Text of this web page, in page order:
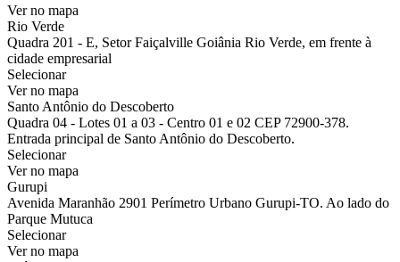
Ver no mapa
Rio Verde
Quadra 201 - E, Setor Faiçalville Goiânia Rio Verde, em frente à
cidade empresarial
Selecionar
Ver no mapa
Santo Antônio do Descoberto
Quadra 04 - Lotes 01 a 03 - Centro 01 e 02 CEP 72900-378.
Entrada principal de Santo Antônio do Descoberto.
Selecionar
Ver no mapa
Gurupi
Avenida Maranhão 2901 Perímetro Urbano Gurupi-TO. Ao lado do
Parque Mutuca
Selecionar
Ver no mapa